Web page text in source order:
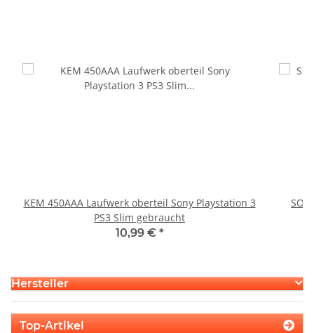
KEM 450AAA Laufwerk oberteil Sony Playstation 3
PS3 Slim gebraucht
10,99 € *
Hersteller
Top-Artikel